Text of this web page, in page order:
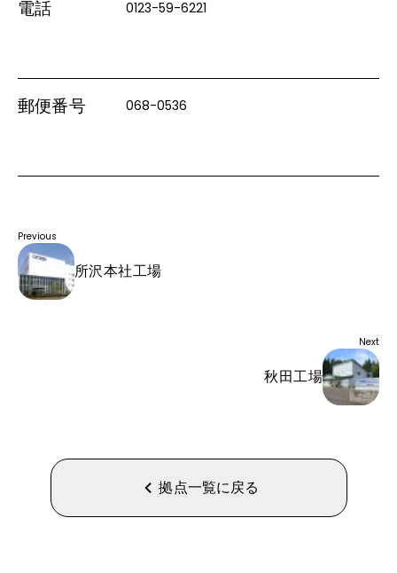
電話 0123-59-6221
郵便番号 068-0536
Previous
所沢本社工場
Next
秋田工場
拠点一覧に戻る